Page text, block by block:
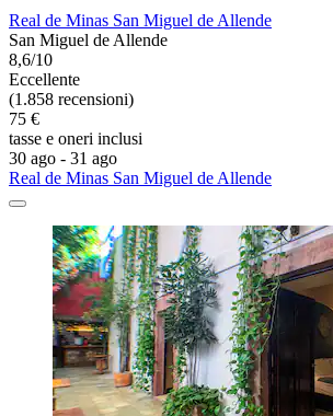
Real de Minas San Miguel de Allende
San Miguel de Allende
8,6/10
Eccellente
(1.858 recensioni)
75 €
tasse e oneri inclusi
30 ago - 31 ago
Real de Minas San Miguel de Allende